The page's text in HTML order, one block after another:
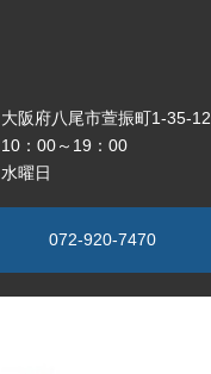
大阪府八尾市萱振町1-35-12
10：00～19：00
水曜日
072-920-7470